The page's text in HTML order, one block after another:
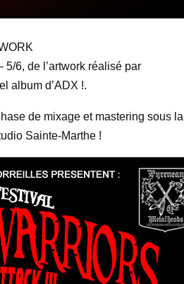
5/6, de l’artwork réalisé par
album d’ADX !.
de mixage et mastering sous la
Sainte-Marthe !